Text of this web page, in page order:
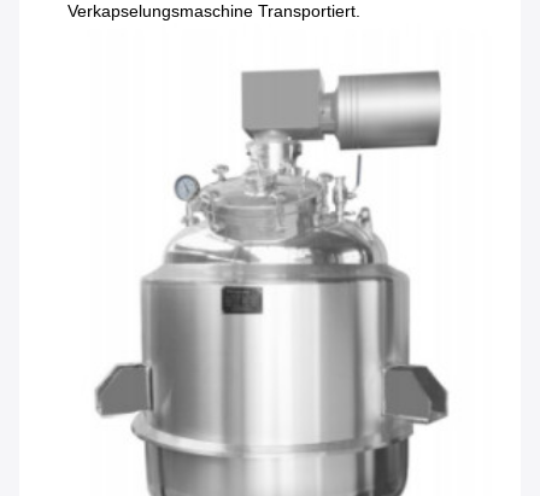
Verkapselungsmaschine Transportiert.